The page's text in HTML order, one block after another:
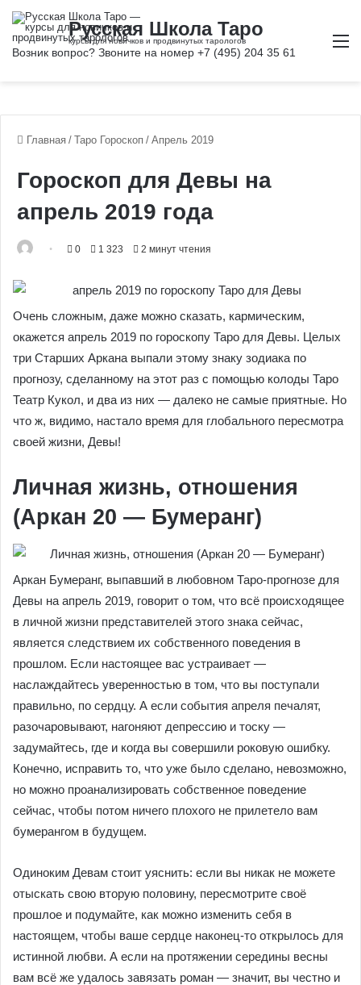
Главная / Таро Гороскоп / Апрель 2019
Гороскоп для Девы на
апрель 2019 года
0 1 323 2 минут чтения
Очень сложным, даже можно сказать, кармическим,
окажется апрель 2019 по гороскопу Таро для Девы. Целых
три Старших Аркана выпали этому знаку зодиака по
прогнозу, сделанному на этот раз с помощью колоды Таро
Театр Кукол, и два из них — далеко не самые приятные. Но
что ж, видимо, настало время для глобального пересмотра
своей жизни, Девы!
Личная жизнь, отношения
(Аркан 20 — Бумеранг)
Аркан Бумеранг, выпавший в любовном Таро-прогнозе для
Девы на апрель 2019, говорит о том, что всё происходящее
в личной жизни представителей этого знака сейчас,
является следствием их собственного поведения в
прошлом. Если настоящее вас устраивает —
наслаждайтесь уверенностью в том, что вы поступали
правильно, по сердцу. А если события апреля печалят,
разочаровывают, нагоняют депрессию и тоску —
задумайтесь, где и когда вы совершили роковую ошибку.
Конечно, исправить то, что уже было сделано, невозможно,
но можно проанализировать собственное поведение
сейчас, чтобы потом ничего плохого не прилетело вам
бумерангом в будущем.
Одиноким Девам стоит уяснить: если вы никак не можете
отыскать свою вторую половину, пересмотрите своё
прошлое и подумайте, как можно изменить себя в
настоящем, чтобы ваше сердце наконец-то открылось для
истинной любви. А если на протяжении середины весны
вам всё же удалось завязать роман — значит, вы честно и